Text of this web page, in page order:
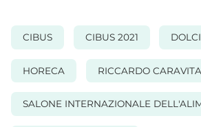
CIBUS CIBUS 2021
HORECA RICCARDO CARAVITA
SALONE INTERNAZIONALE